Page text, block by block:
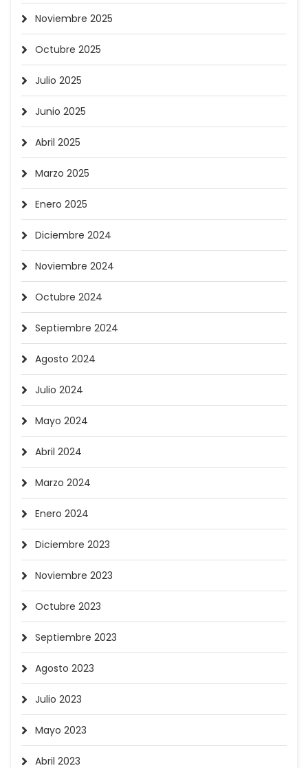
Noviembre 2025
Octubre 2025
Julio 2025
Junio 2025
Abril 2025
Marzo 2025
Enero 2025
Diciembre 2024
Noviembre 2024
Octubre 2024
Septiembre 2024
Agosto 2024
Julio 2024
Mayo 2024
Abril 2024
Marzo 2024
Enero 2024
Diciembre 2023
Noviembre 2023
Octubre 2023
Septiembre 2023
Agosto 2023
Julio 2023
Mayo 2023
Abril 2023